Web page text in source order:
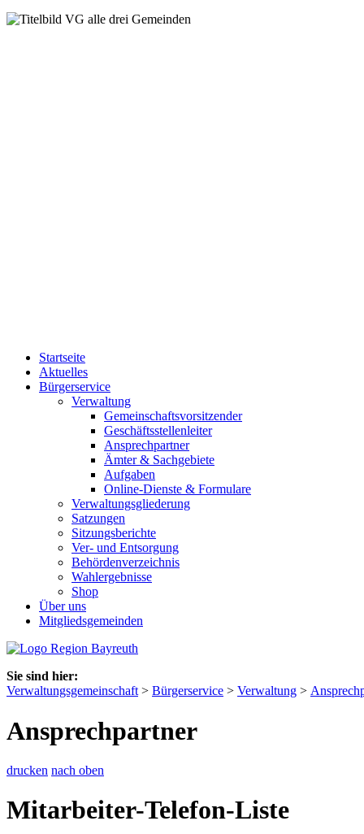
Startseite
Aktuelles
Bürgerservice
Verwaltung
Gemeinschaftsvorsitzender
Geschäftsstellenleiter
Ansprechpartner
Ämter & Sachgebiete
Aufgaben
Online-Dienste & Formulare
Verwaltungsgliederung
Satzungen
Sitzungsberichte
Ver- und Entsorgung
Behördenverzeichnis
Wahlergebnisse
Shop
Über uns
Mitgliedsgemeinden
Sie sind hier:
Verwaltungsgemeinschaft > Bürgerservice > Verwaltung >
Ansprechpartner
drucken nach oben
Mitarbeiter-Telefon-Liste